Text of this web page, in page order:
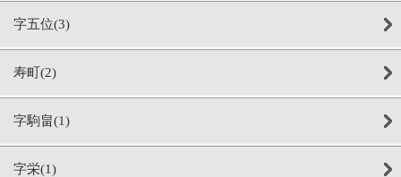
字五位(3)
寿町(2)
字駒畠(1)
字栄(1)